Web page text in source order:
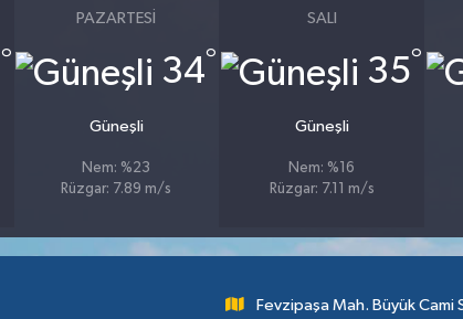
°
PAZARTESI
34°
Güneşli
Nem: %23
Rüzgar: 7.89 m/s
SALI
35°
Güneşli
Nem: %16
Rüzgar: 7.11 m/s
Fevzipaşa Mah. Büyük Cami